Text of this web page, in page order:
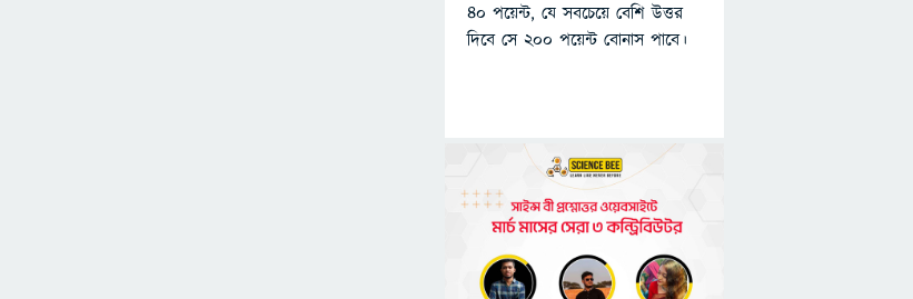
৪০ পয়েন্ট, যে সবচেয়ে বেশি উত্তর
দিবে সে ২০০ পয়েন্ট বোনাস পাবে।